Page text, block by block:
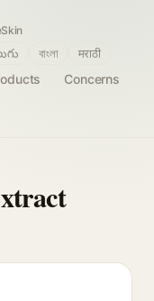
Concerns
বাংলা मराठी